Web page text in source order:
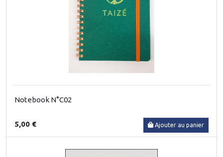
Notebook N°C02
5,00 € Ajouter au panier